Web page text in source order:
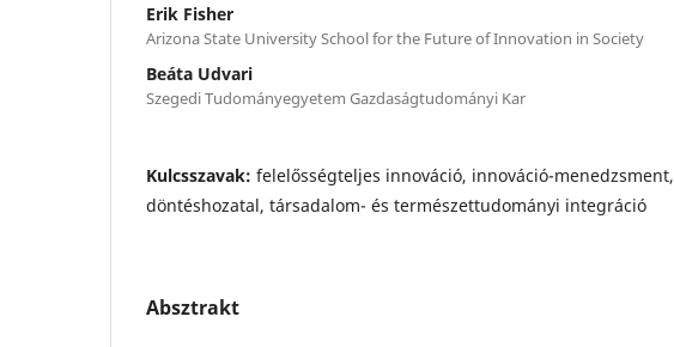
Erik Fisher
Arizona State University School for the Future of Innovation in Society
Beáta Udvari
Szegedi Tudományegyetem Gazdaságtudományi Kar
Kulcsszavak: felelősségteljes innováció, innováció-menedzsment,
döntéshozatal, társadalom- és természettudományi integráció
Absztrakt